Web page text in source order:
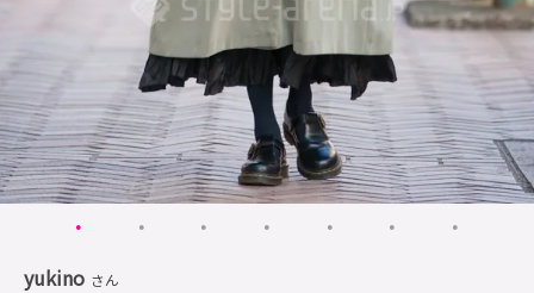
yukino さん